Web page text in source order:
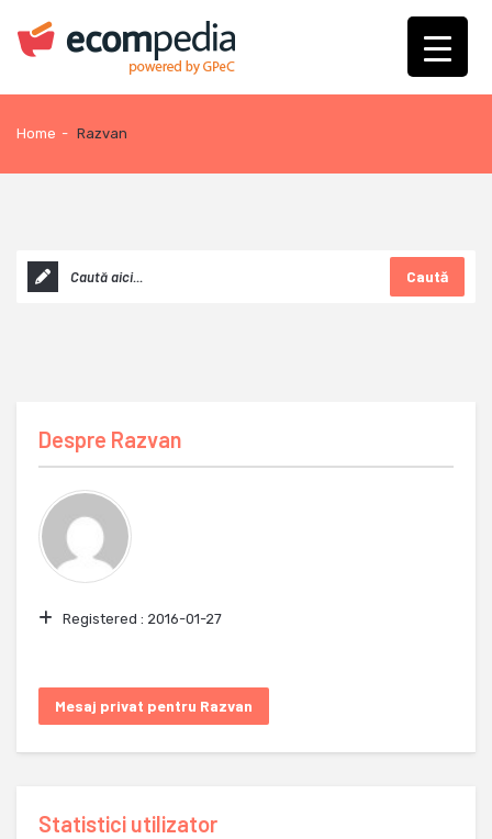
Home - Razvan
Caută
Despre Razvan
Registered : 2016-01-27
Mesaj privat pentru Razvan
Statistici utilizator